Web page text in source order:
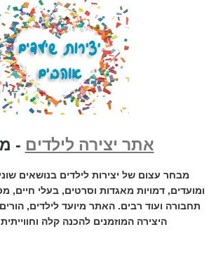
אתר יצירה לילדים -
מבחר עצום של יצירות לילדים בנושאים
ומועדים, דמויות מאגדות וסרטים, בעלי חיים,
תחבורה ועוד רבים. האתר מיועד לילדים,
היצירה המוזמנים להכנה קלה